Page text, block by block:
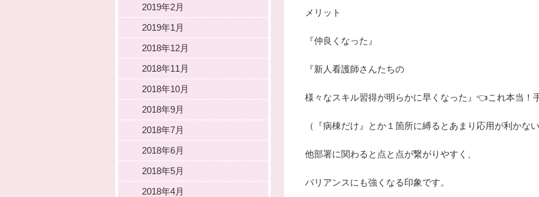
メリット
『仲良くなった』
『新人看護師さんたちの
様々なスキル習得が明らかに早くなった』👈これ本当！
（『病棟だけ』とか１箇所に縛るとあまり応用が利かな
他部署に関わると点と点が繋がりやすく、
バリアンスにも強くなる印象です。
2019年2月
2019年1月
2018年12月
2018年11月
2018年10月
2018年9月
2018年7月
2018年6月
2018年5月
2018年4月